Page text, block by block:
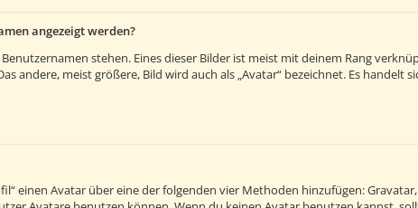
angezeigt werden?
stehen. Eines dieser Bilder ist meist mit deinem Rang
andere, meist größere, Bild wird auch als „Avatar“ bezeichnet. Es handelt
einen Avatar über eine der folgenden vier Methoden hinzufügen: